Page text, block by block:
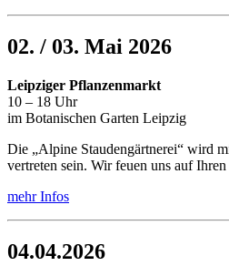
02. / 03. Mai 2026
Leipziger Pflanzenmarkt
10 – 18 Uhr
im Botanischen Garten Leipzig
Die „Alpine Staudengärtnerei“ wird
vertreten sein. Wir feuen uns auf Ihren
mehr Infos
04.04.2026